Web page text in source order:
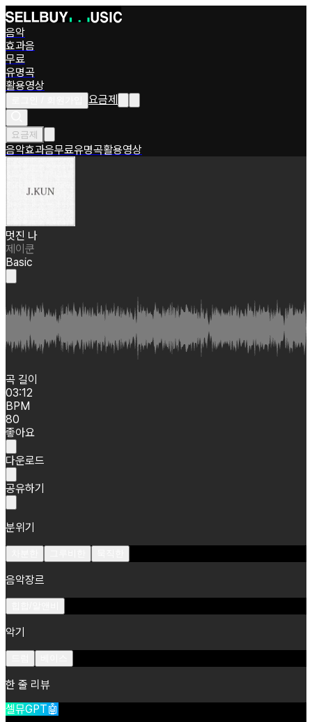
음악
효과음
무료
유명곡
활용영상
요금제
요금제
음악효과음무료유명곡활용영상
멋진 나
제이쿤
Basic
곡 길이
03:12
BPM
80
좋아요
다운로드
공유하기
분위기
음악장르
악기
한 줄 리뷰
셀뮤GPT🤖